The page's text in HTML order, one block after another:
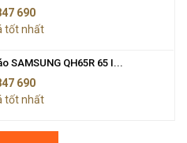
690
tốt nhất
SAMSUNG QH65R 65 I...
690
tốt nhất